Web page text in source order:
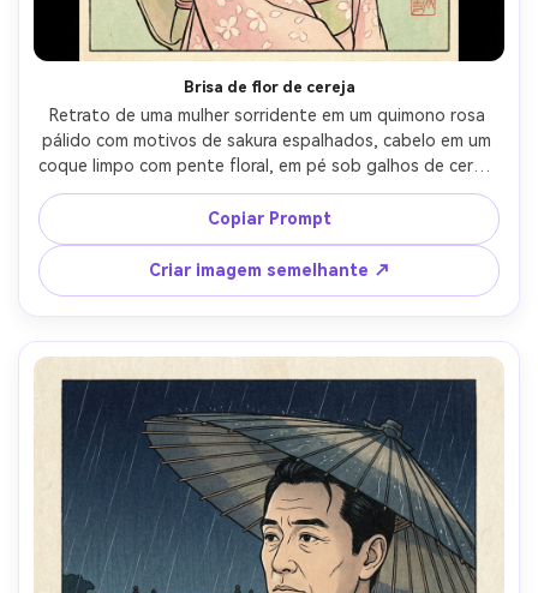
Brisa de flor de cereja
Retrato de uma mulher sorridente em um quimono rosa
pálido com motivos de sakura espalhados, cabelo em um
coque limpo com pente floral, em pé sob galhos de cereja
florescente, pétalas à deriva através da moldura, luz do
dia macia da primavera renderizada como gradientes
suaves, linhas-chave pretas nítidas, paleta pastel
silenciada, fibras de papel visíveis, sensação delicada de
escultura padrão, humor romântico calmo, layout de
impressão tradicional com flores em primeiro plano
emoldurar o rosto, lente de 85mm, profundidade de
Copiar Prompt
Criar imagem semelhante ↗